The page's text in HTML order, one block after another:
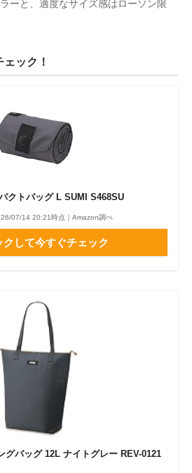
ーと、適度なサイズ感はローソン限
ック！
クトバッグ L SUMI S468SU
07/14 20:21時点｜Amazon調べ
クして今すぐチェック
グバッグ 12L ナイトグレー REV-0121